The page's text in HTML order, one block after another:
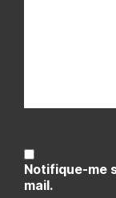
Notifique-me
mail.